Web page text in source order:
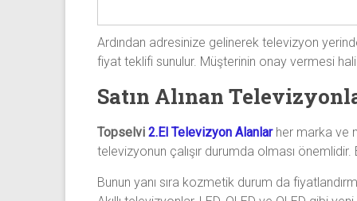
Ardından adresinize gelinerek televizyon
fiyat teklifi sunulur. Müşterinin onay vermesi
Satın Alınan
Topselvi 2.El Televizyon Alanlarher marka ve
televizyonun çalışır durumda olması önemlidir.
Bunun yanı sıra kozmetik durum da